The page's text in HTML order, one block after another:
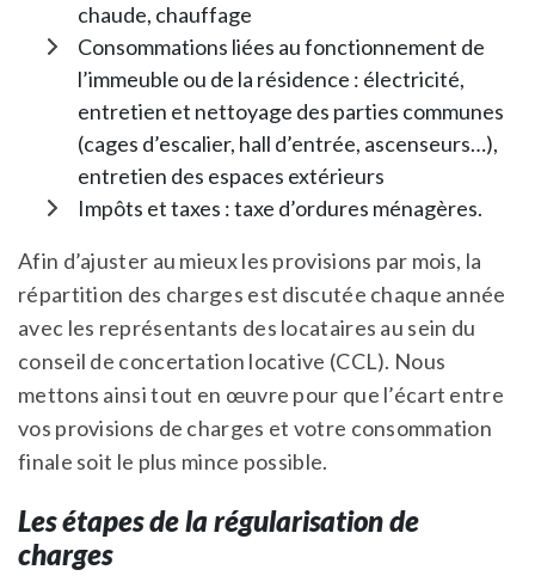
chaude, chauffage
Consommations liées au fonctionnement de
l’immeuble ou de la résidence : électricité,
entretien et nettoyage des parties communes
(cages d’escalier, hall d’entrée, ascenseurs…),
entretien des espaces extérieurs
Impôts et taxes : taxe d’ordures ménagères.
Afin d’ajuster au mieux les provisions par mois, la
répartition des charges est discutée chaque année
avec les représentants des locataires au sein du
conseil de concertation locative (CCL). Nous
mettons ainsi tout en œuvre pour que l’écart entre
vos provisions de charges et votre consommation
finale soit le plus mince possible.
Les étapes de la régularisation de
charges